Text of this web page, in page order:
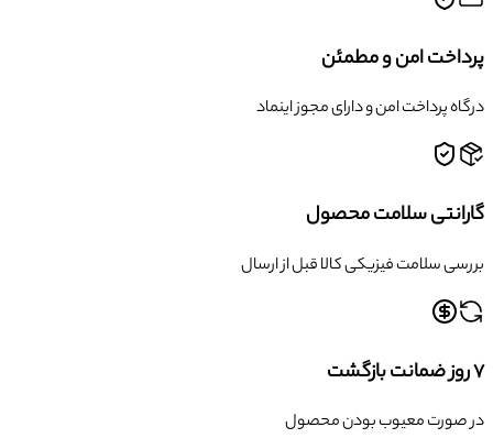
پرداخت امن و مطمئن
درگاه پرداخت امن و دارای مجوز اینماد
گارانتی سلامت محصول
بررسی سلامت فیزیکی کالا قبل از ارسال
۷ روز ضمانت بازگشت
در صورت معیوب بودن محصول